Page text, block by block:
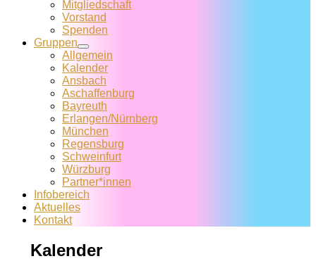
Mitglied­schaft
Vorstand
Spenden
Gruppen
Allgemein
Kalender
Ansbach
Aschaffenburg
Bayreuth
Erlangen/Nürnberg
München
Regensburg
Schweinfurt
Würzburg
Partner*innen
Infobereich
Aktuelles
Kontakt
Kalender